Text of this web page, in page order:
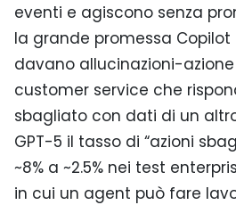
eventi e agiscono senza
la grande promessa
davano allucinazioni-
customer service che
sbagliato con dati di un
GPT-5 il tasso di “azioni
~8% a ~2.5% nei test
in cui un agent può fare